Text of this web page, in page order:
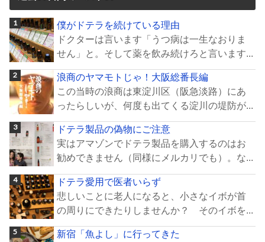
僕がドテラを続けている理由
ドクターは言います「うつ病は一生なおりま
せん」と。そして薬を飲み続けろと言います...
浪商のヤマモトじゃ！大阪総番長編
この当時の浪商は東淀川区（阪急淡路）にあ
ったらしいが、何度も出てくる淀川の堤防が...
ドテラ製品の偽物にご注意
実はアマゾンでドテラ製品を購入するのはお
勧めできません（同様にメルカリでも）。な...
ドテラ愛用で医者いらず
悲しいことに老人になると、小さなイボが首
の周りにできたりしませんか？ そのイボを...
新宿「魚よし」に行ってきた